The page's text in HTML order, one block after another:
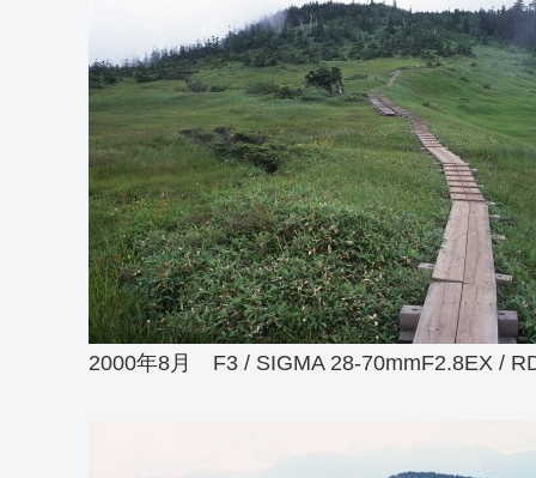
2000年8月 F3 / SIGMA 28-70mmF2.8EX /